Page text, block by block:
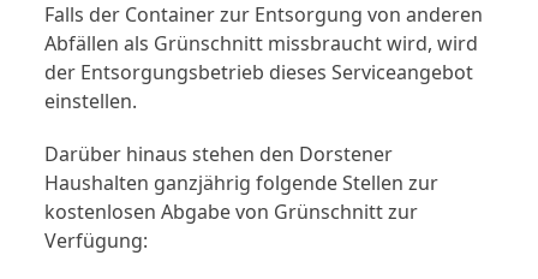
Falls der Container zur Entsorgung von anderen
Abfällen als Grünschnitt missbraucht wird, wird
der Entsorgungsbetrieb dieses Serviceangebot
einstellen.
Darüber hinaus stehen den Dorstener
Haushalten ganzjährig folgende Stellen zur
kostenlosen Abgabe von Grünschnitt zur
Verfügung: